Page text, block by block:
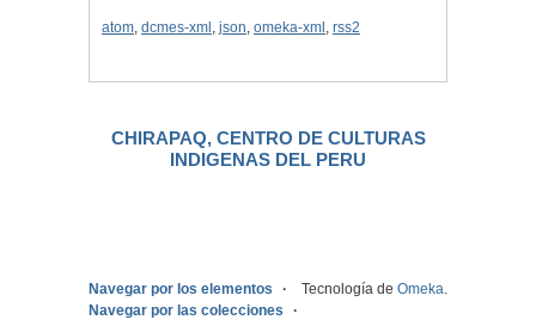
atom, dcmes-xml , json, omeka-xml , rss2
CHIRAPAQ, CENTRO DE CULTURAS
INDIGENAS DEL PERU
Navegar por los elementos
Navegar por las colecciones
Tecnología de Omeka.